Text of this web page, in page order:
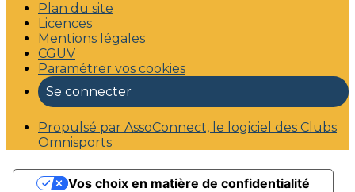
Plan du site
Licences
Mentions légales
CGUV
Paramétrer vos cookies
Se connecter
Propulsé par AssoConnect, le logiciel des Clubs
Omnisports
Vos choix en matière de confidentialité